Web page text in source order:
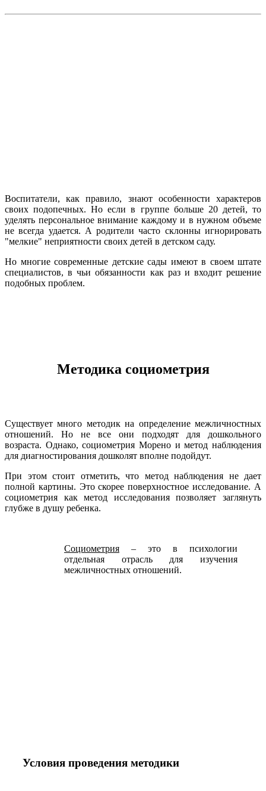
Воспитатели, как правило, знают особенности характеров
своих подопечных. Но если в группе больше 20 детей, то
уделять персональное внимание каждому и в нужном объеме
не всегда удается. А родители часто склонны игнорировать
"мелкие" неприятности своих детей в детском саду.
Но многие современные детские сады имеют в своем штате
специалистов, в чьи обязанности как раз и входит решение
подобных проблем.
Методика социометрия
Существует много методик на определение межличностных
отношений. Но не все они подходят для дошкольного
возраста. Однако, социометрия Морено и метод наблюдения
для диагностирования дошколят вполне подойдут.
При этом стоит отметить, что метод наблюдения не дает
полной картины. Это скорее поверхностное исследование. А
социометрия как метод исследования позволяет заглянуть
глубже в душу ребенка.
Социометрия – это в психологии
отдельная отрасль для изучения
межличностных отношений.
Условия проведения методики